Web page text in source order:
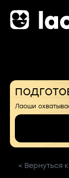
Лаоши
< Вернуться